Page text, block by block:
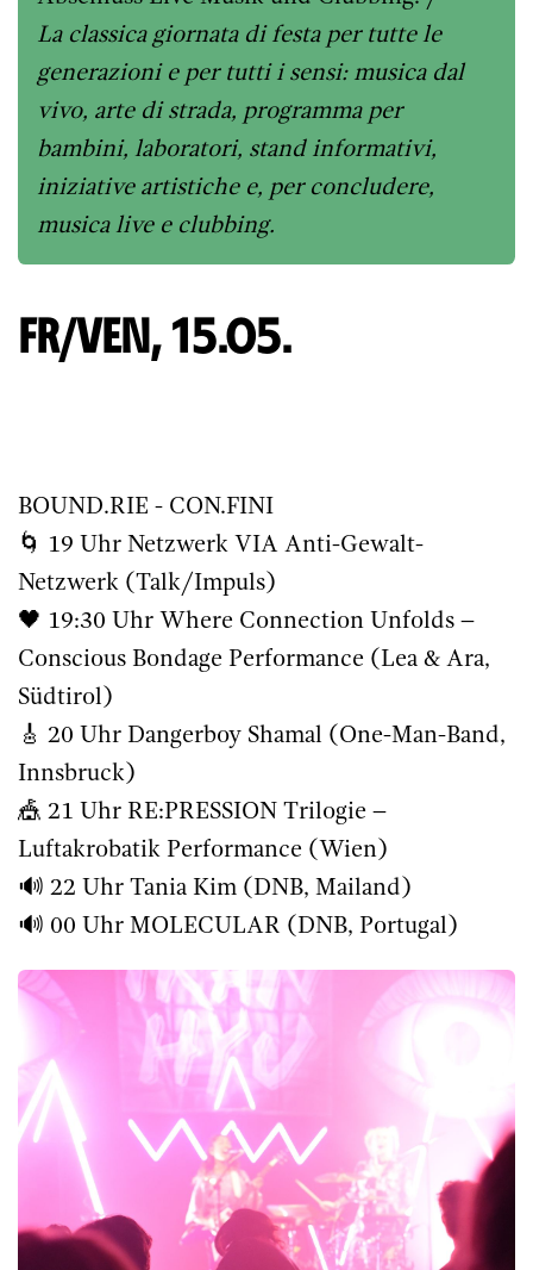
La classica giornata di festa per tutte le
generazioni e per tutti i sensi: musica dal
vivo, arte di strada, programma per
bambini, laboratori, stand informativi,
iniziative artistiche e, per concludere,
musica live e clubbing.
FR/VEN, 15.05.
BOUND.RIE - CON.FINI
🌀 19 Uhr Netzwerk VIA Anti-Gewalt-
Netzwerk (Talk/Impuls)
🖤 19:30 Uhr Where Connection Unfolds –
Conscious Bondage Performance (Lea & Ara,
Südtirol)
🎸 20 Uhr Dangerboy Shamal (One-Man-Band,
Innsbruck)
🎪 21 Uhr RE:PRESSION Trilogie –
Luftakrobatik Performance (Wien)
🔊 22 Uhr Tania Kim (DNB, Mailand)
🔊 00 Uhr MOLECULAR (DNB, Portugal)